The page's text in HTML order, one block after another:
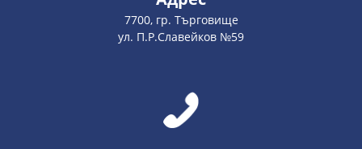
7700, гр. Търговище
ул. П.Р.Славейков №59